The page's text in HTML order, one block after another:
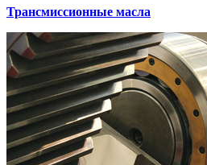
Трансмиссионные масла